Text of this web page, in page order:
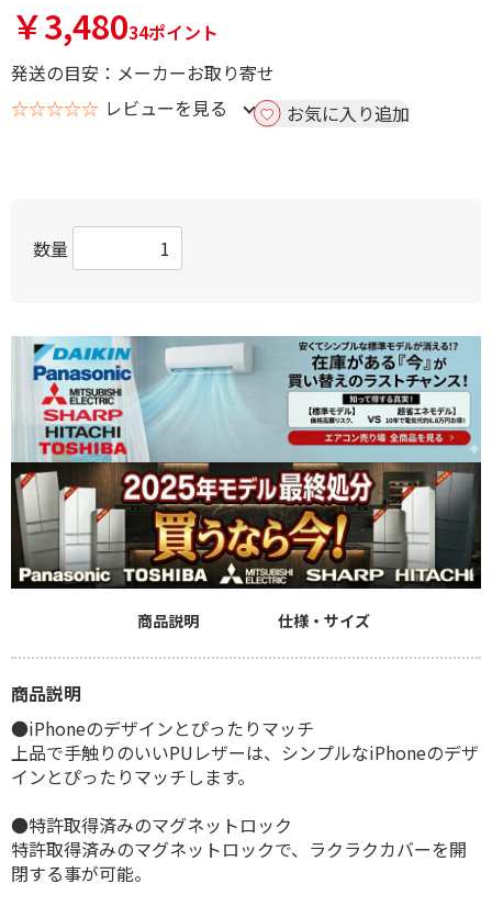
￥3,48034ポイント
発送の目安：メーカーお取り寄せ
☆☆☆☆☆ レビューを見る お気に入り追加
数量
商品説明 仕様・サイズ
商品説明
●iPhoneのデザインとぴったりマッチ
上品で手触りのいいPUレザーは、シンプルなiPhoneのデザ
インとぴったりマッチします。
●特許取得済みのマグネットロック
特許取得済みのマグネットロックで、ラクラクカバーを開
閉する事が可能。